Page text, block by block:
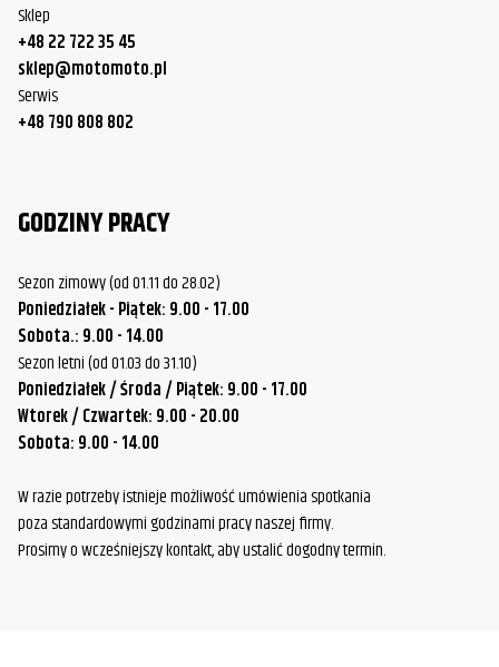
Sklep
+48 22 722 35 45
sklep@motomoto.pl
Serwis
+48 790 808 802
GODZINY PRACY
Sezon zimowy (od 01.11 do 28.02)
Poniedziałek - Piątek: 9.00 - 17.00
Sobota.: 9.00 - 14.00
Sezon letni (od 01.03 do 31.10)
Poniedziałek / Środa / Piątek: 9.00 - 17.00
Wtorek / Czwartek: 9.00 - 20.00
Sobota: 9.00 - 14.00
W razie potrzeby istnieje możliwość umówienia spotkania
poza standardowymi godzinami pracy naszej firmy.
Prosimy o wcześniejszy kontakt, aby ustalić dogodny termin.